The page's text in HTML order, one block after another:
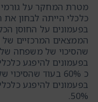
מטרת המחקר על גורמי
כלכלי הייתה לבחון
בפעמונים על החוסן
הממצאים המרכזיים
שהסיכוי של משפחה
בפעמונים להיפגע
כ 60% בעוד
בפעמונים להיפגע
50%.